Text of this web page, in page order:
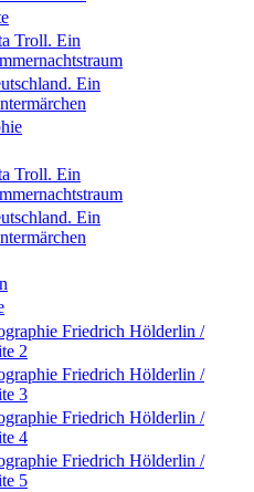
Troll. Ein
Ein
Troll. Ein
Ein
Friedrich Hölderlin /
2
Friedrich Hölderlin /
3
Friedrich Hölderlin /
4
Friedrich Hölderlin /
5